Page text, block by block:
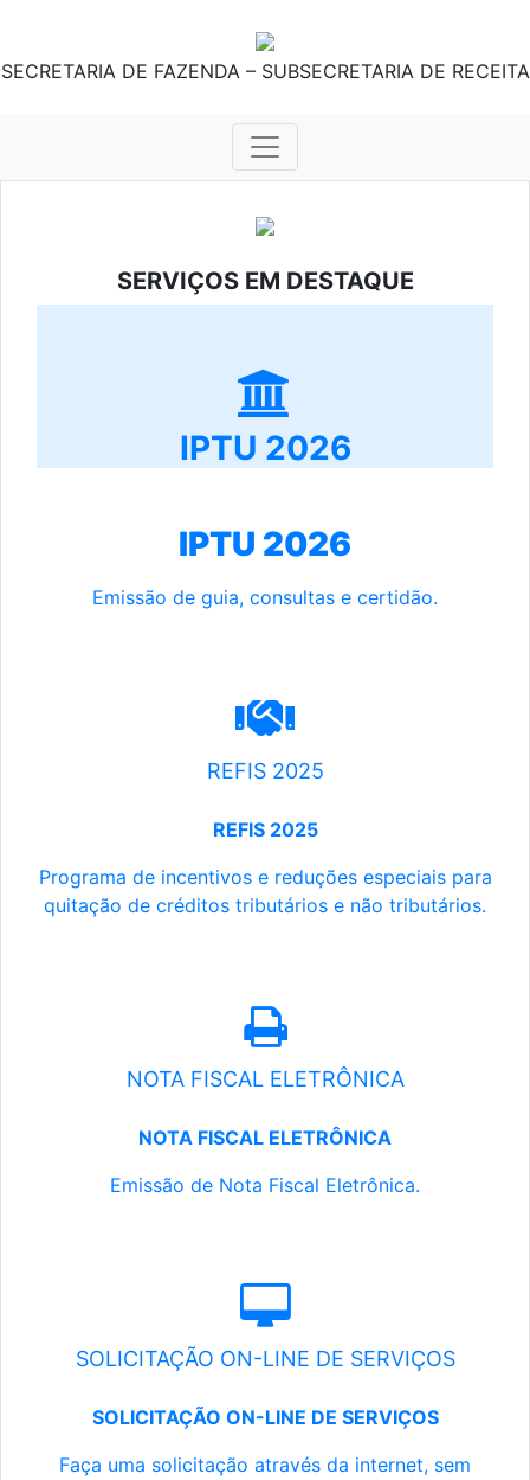
SECRETARIA DE FAZENDA – SUBSECRETARIA DE RECEITA
SERVIÇOS EM DESTAQUE
IPTU 2026
IPTU 2026
Emissão de guia, consultas e certidão.
REFIS 2025
REFIS 2025
Programa de incentivos e reduções especiais para
quitação de créditos tributários e não tributários.
NOTA FISCAL ELETRÔNICA
NOTA FISCAL ELETRÔNICA
Emissão de Nota Fiscal Eletrônica.
SOLICITAÇÃO ON-LINE DE SERVIÇOS
SOLICITAÇÃO ON-LINE DE SERVIÇOS
Faça uma solicitação através da internet, sem